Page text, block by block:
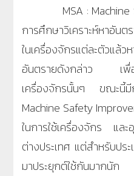
MSA : Machine
การศึกษาวิเคราะห์หาอัน
ในเครื่องจักรแต่ละตัวแล้ว
อันตรายดังกล่าว เพื่อเ
เครื่องจักรนั้นๆ ขณะนี้
Machine Safety
ในการใช้เครื่องจักร แล
ต่างประเทศ แต่สำหรับปร
มาประยุกต์ใช้กันมากนัก